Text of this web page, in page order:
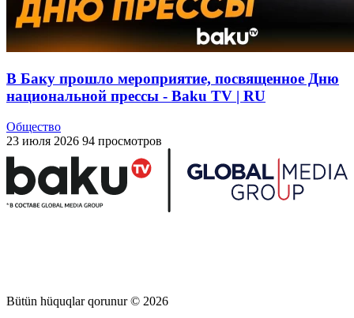
В Баку прошло мероприятие, посвященное Дню
национальной прессы - Baku TV | RU
Общество
23 июля 2026 94 просмотров
Bütün hüquqlar qorunur © 2026